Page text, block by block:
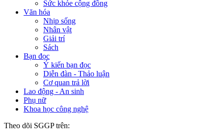
Sức khỏe cộng đồng
Văn hóa
Nhịp sống
Nhân vật
Giải trí
Sách
Bạn đọc
Ý kiến bạn đọc
Diễn đàn - Thảo luận
Cơ quan trả lời
Lao động - An sinh
Phụ nữ
Khoa học công nghệ
Theo dõi SGGP trên: